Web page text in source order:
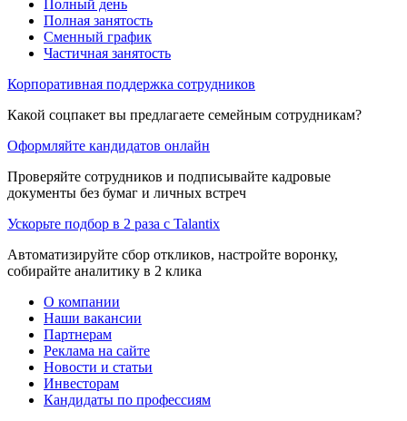
Полный день
Полная занятость
Сменный график
Частичная занятость
Корпоративная поддержка сотрудников
Какой соцпакет вы предлагаете семейным сотрудникам?
Оформляйте кандидатов онлайн
Проверяйте сотрудников и подписывайте кадровые
документы без бумаг и личных встреч
Ускорьте подбор в 2 раза с Talantix
Автоматизируйте сбор откликов, настройте воронку,
собирайте аналитику в 2 клика
О компании
Наши вакансии
Партнерам
Реклама на сайте
Новости и статьи
Инвесторам
Кандидаты по профессиям